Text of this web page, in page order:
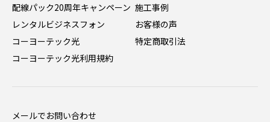
配線パック20周年キャンペーン
レンタルビジネスフォン
コーヨーテック光
コーヨーテック光利用規約
施工事例
お客様の声
特定商取引法
メールでお問い合わせ